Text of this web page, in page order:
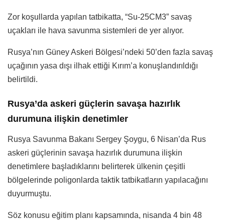
Zor koşullarda yapılan tatbikatta, “Su-25CM3” savaş
uçakları ile hava savunma sistemleri de yer alıyor.
Rusya’nın Güney Askeri Bölgesi’ndeki 50’den fazla savaş
uçağının yasa dışı ilhak ettiği Kırım’a konuşlandırıldığı
belirtildi.
Rusya’da askeri güçlerin savaşa hazırlık
durumuna ilişkin denetimler
Rusya Savunma Bakanı Sergey Şoygu, 6 Nisan’da Rus
askeri güçlerinin savaşa hazırlık durumuna ilişkin
denetimlere başladıklarını belirterek ülkenin çeşitli
bölgelerinde poligonlarda taktik tatbikatların yapılacağını
duyurmuştu.
Söz konusu eğitim planı kapsamında, nisanda 4 bin 48